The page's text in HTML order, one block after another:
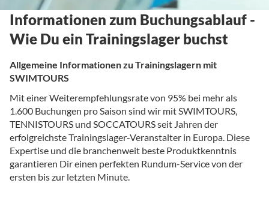
Informationen zum Buchungsablauf -
Wie Du ein Trainingslager buchst
Allgemeine Informationen zu Trainingslagern mit
SWIMTOURS
Mit einer Weiterempfehlungsrate von 95% bei mehr als
1.600 Buchungen pro Saison sind wir mit SWIMTOURS,
TENNISTOURS und SOCCATOURS seit Jahren der
erfolgreichste Trainingslager-Veranstalter in Europa. Diese
Expertise und die branchenweit beste Produktkenntnis
garantieren Dir einen perfekten Rundum-Service von der
ersten bis zur letzten Minute.